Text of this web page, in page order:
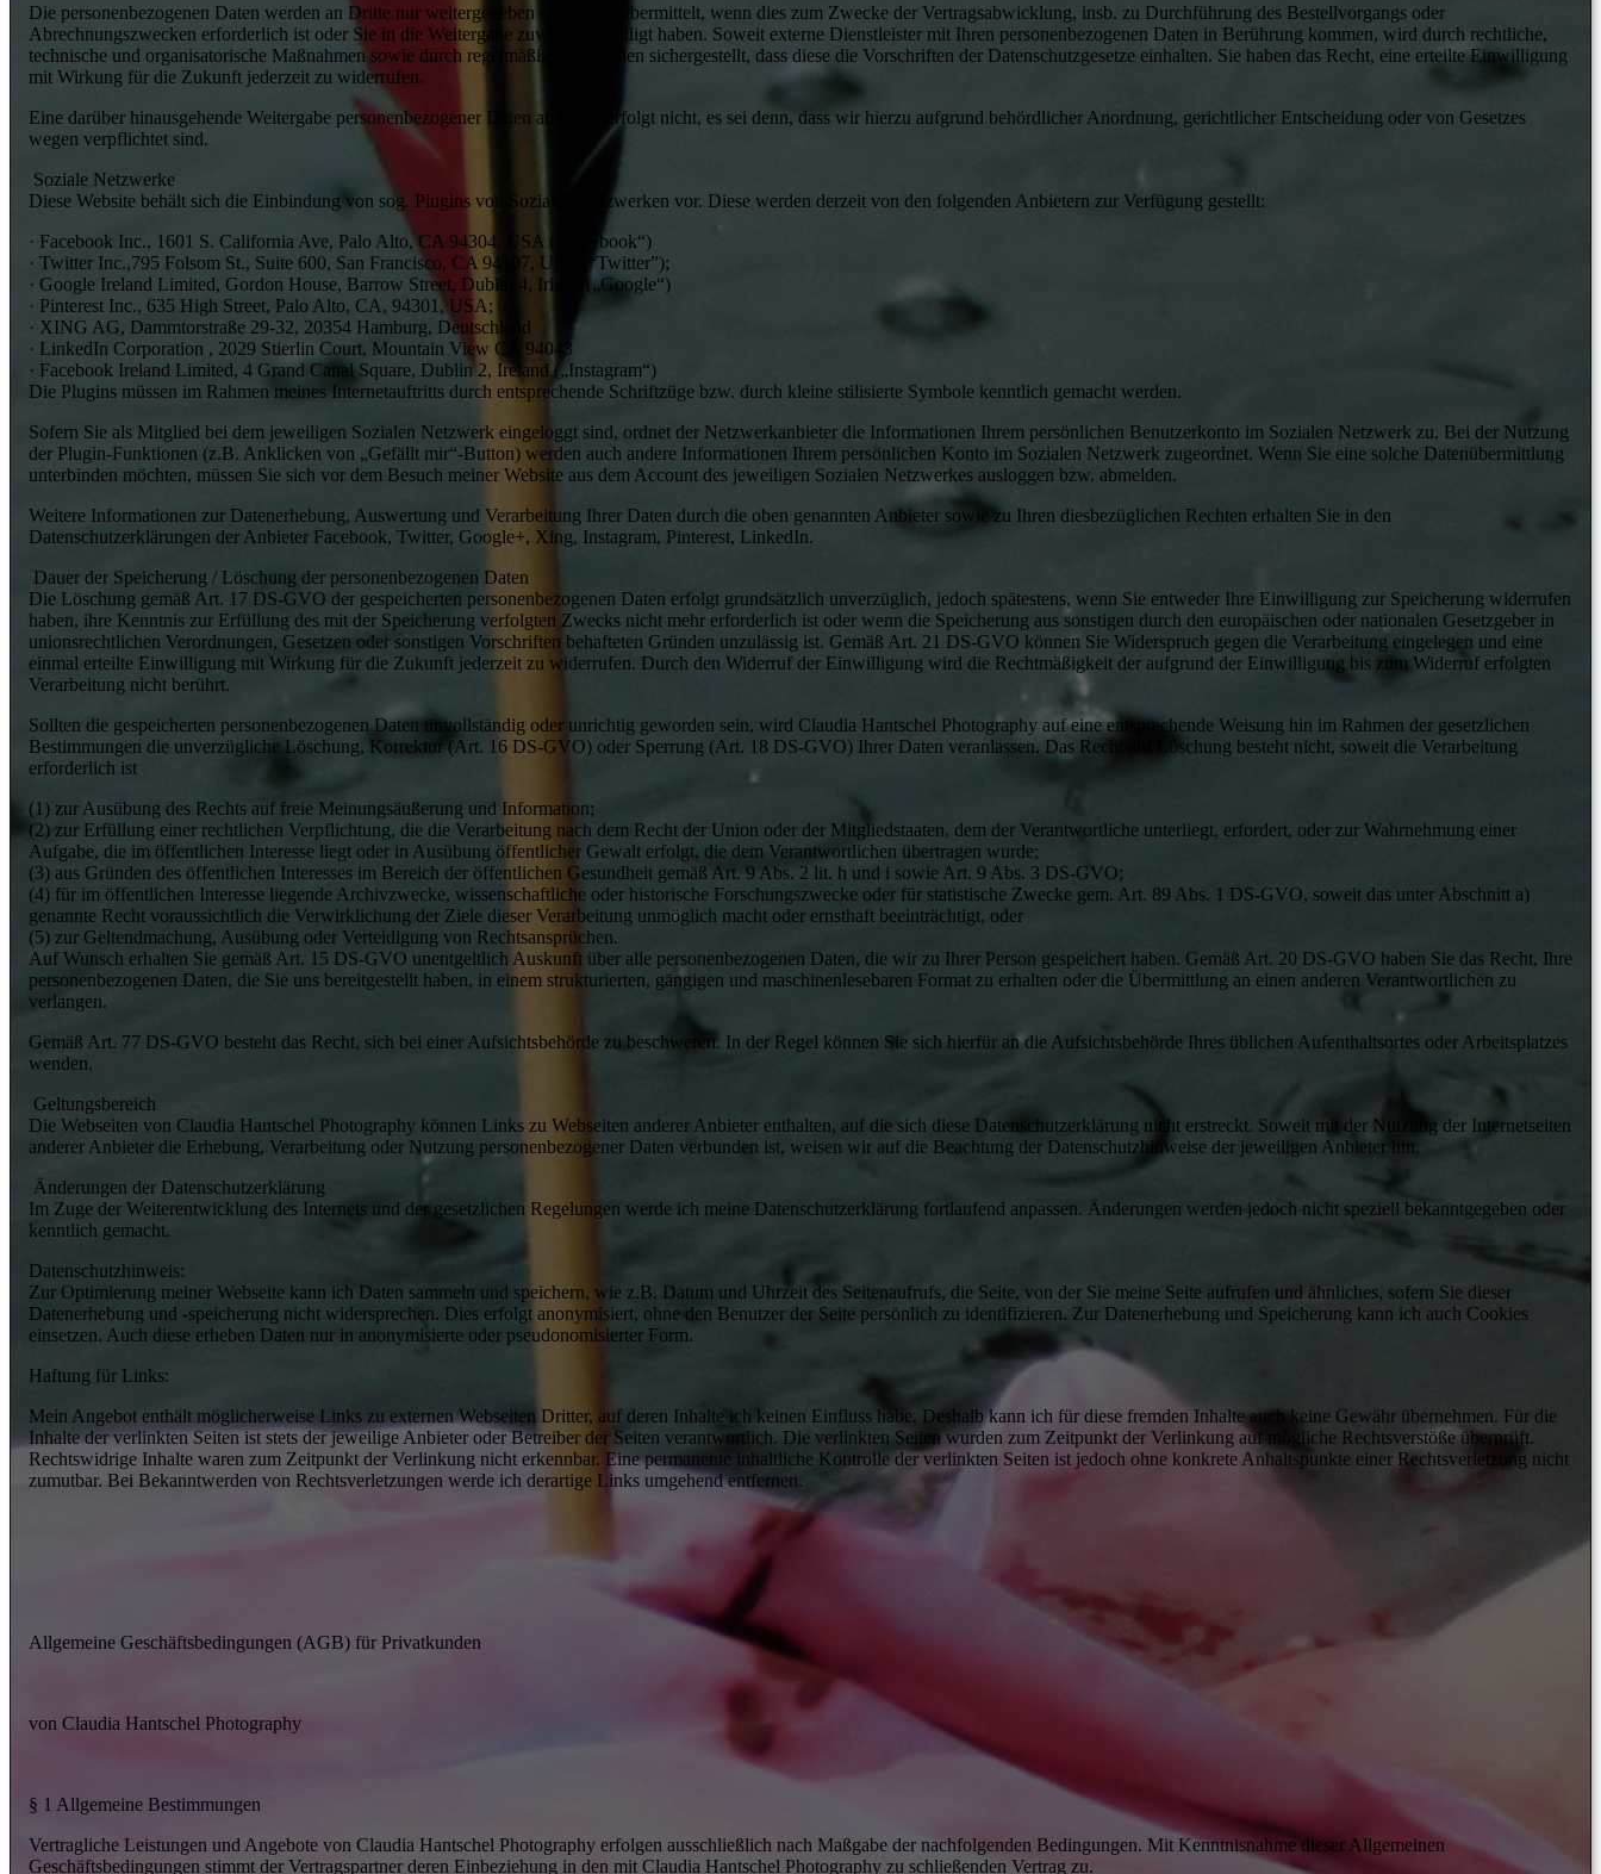
Die personenbezogenen Daten werden an Dritte nur weitergegeben oder sonst übermittelt, wenn dies zum Zwecke der Vertragsabwicklung, insb. zu Durchführung des Bestellvorgangs oder
Abrechnungszwecken erforderlich ist oder Sie in die Weitergabe zuvor eingewilligt haben. Soweit externe Dienstleister mit Ihren personenbezogenen Daten in Berührung kommen, wird durch rechtliche,
technische und organisatorische Maßnahmen sowie durch regelmäßige Kontrollen sichergestellt, dass diese die Vorschriften der Datenschutzgesetze einhalten. Sie haben das Recht, eine erteilte Einwilligung
mit Wirkung für die Zukunft jederzeit zu widerrufen.
Eine darüber hinausgehende Weitergabe personenbezogener Daten an Dritte erfolgt nicht, es sei denn, dass wir hierzu aufgrund behördlicher Anordnung, gerichtlicher Entscheidung oder von Gesetzes
wegen verpflichtet sind.
Soziale Netzwerke
Diese Website behält sich die Einbindung von sog. Plugins von Sozialen Netzwerken vor. Diese werden derzeit von den folgenden Anbietern zur Verfügung gestellt:
· Facebook Inc., 1601 S. California Ave, Palo Alto, CA 94304, USA („Facebook“)
· Twitter Inc.,795 Folsom St., Suite 600, San Francisco, CA 94107, USA (“Twitter”);
· Google Ireland Limited, Gordon House, Barrow Street, Dublin 4, Irland („Google“)
· Pinterest Inc., 635 High Street, Palo Alto, CA, 94301, USA;
· XING AG, Dammtorstraße 29-32, 20354 Hamburg, Deutschland
· LinkedIn Corporation , 2029 Stierlin Court, Mountain View CA 94043
· Facebook Ireland Limited, 4 Grand Canal Square, Dublin 2, Ireland („Instagram“)
Die Plugins müssen im Rahmen meines Internetauftritts durch entsprechende Schriftzüge bzw. durch kleine stilisierte Symbole kenntlich gemacht werden.
Sofern Sie als Mitglied bei dem jeweiligen Sozialen Netzwerk eingeloggt sind, ordnet der Netzwerkanbieter die Informationen Ihrem persönlichen Benutzerkonto im Sozialen Netzwerk zu. Bei der Nutzung
der Plugin-Funktionen (z.B. Anklicken von „Gefällt mir“-Button) werden auch andere Informationen Ihrem persönlichen Konto im Sozialen Netzwerk zugeordnet. Wenn Sie eine solche Datenübermittlung
unterbinden möchten, müssen Sie sich vor dem Besuch meiner Website aus dem Account des jeweiligen Sozialen Netzwerkes ausloggen bzw. abmelden.
Weitere Informationen zur Datenerhebung, Auswertung und Verarbeitung Ihrer Daten durch die oben genannten Anbieter sowie zu Ihren diesbezüglichen Rechten erhalten Sie in den
Datenschutzerklärungen der Anbieter Facebook, Twitter, Google+, Xing, Instagram, Pinterest, LinkedIn.
Dauer der Speicherung / Löschung der personenbezogenen Daten
Die Löschung gemäß Art. 17 DS-GVO der gespeicherten personenbezogenen Daten erfolgt grundsätzlich unverzüglich, jedoch spätestens, wenn Sie entweder Ihre Einwilligung zur Speicherung widerrufen
haben, ihre Kenntnis zur Erfüllung des mit der Speicherung verfolgten Zwecks nicht mehr erforderlich ist oder wenn die Speicherung aus sonstigen durch den europäischen oder nationalen Gesetzgeber in
unionsrechtlichen Verordnungen, Gesetzen oder sonstigen Vorschriften behafteten Gründen unzulässig ist. Gemäß Art. 21 DS-GVO können Sie Widerspruch gegen die Verarbeitung eingelegen und eine
einmal erteilte Einwilligung mit Wirkung für die Zukunft jederzeit zu widerrufen. Durch den Widerruf der Einwilligung wird die Rechtmäßigkeit der aufgrund der Einwilligung bis zum Widerruf erfolgten
Verarbeitung nicht berührt.
Sollten die gespeicherten personenbezogenen Daten unvollständig oder unrichtig geworden sein, wird Claudia Hantschel Photography auf eine entsprechende Weisung hin im Rahmen der gesetzlichen
Bestimmungen die unverzügliche Löschung, Korrektur (Art. 16 DS-GVO) oder Sperrung (Art. 18 DS-GVO) Ihrer Daten veranlassen. Das Recht auf Löschung besteht nicht, soweit die Verarbeitung
erforderlich ist
(1) zur Ausübung des Rechts auf freie Meinungsäußerung und Information;
(2) zur Erfüllung einer rechtlichen Verpflichtung, die die Verarbeitung nach dem Recht der Union oder der Mitgliedstaaten, dem der Verantwortliche unterliegt, erfordert, oder zur Wahrnehmung einer
Aufgabe, die im öffentlichen Interesse liegt oder in Ausübung öffentlicher Gewalt erfolgt, die dem Verantwortlichen übertragen wurde;
(3) aus Gründen des öffentlichen Interesses im Bereich der öffentlichen Gesundheit gemäß Art. 9 Abs. 2 lit. h und i sowie Art. 9 Abs. 3 DS-GVO;
(4) für im öffentlichen Interesse liegende Archivzwecke, wissenschaftliche oder historische Forschungszwecke oder für statistische Zwecke gem. Art. 89 Abs. 1 DS-GVO, soweit das unter Abschnitt a)
genannte Recht voraussichtlich die Verwirklichung der Ziele dieser Verarbeitung unmöglich macht oder ernsthaft beeinträchtigt, oder
(5) zur Geltendmachung, Ausübung oder Verteidigung von Rechtsansprüchen.
Auf Wunsch erhalten Sie gemäß Art. 15 DS-GVO unentgeltlich Auskunft über alle personenbezogenen Daten, die wir zu Ihrer Person gespeichert haben. Gemäß Art. 20 DS-GVO haben Sie das Recht, Ihre
personenbezogenen Daten, die Sie uns bereitgestellt haben, in einem strukturierten, gängigen und maschinenlesebaren Format zu erhalten oder die Übermittlung an einen anderen Verantwortlichen zu
verlangen.
Gemäß Art. 77 DS-GVO besteht das Recht, sich bei einer Aufsichtsbehörde zu beschweren. In der Regel können Sie sich hierfür an die Aufsichtsbehörde Ihres üblichen Aufenthaltsortes oder Arbeitsplatzes
wenden.
Geltungsbereich
Die Webseiten von Claudia Hantschel Photography können Links zu Webseiten anderer Anbieter enthalten, auf die sich diese Datenschutzerklärung nicht erstreckt. Soweit mit der Nutzung der Internetseiten
anderer Anbieter die Erhebung, Verarbeitung oder Nutzung personenbezogener Daten verbunden ist, weisen wir auf die Beachtung der Datenschutzhinweise der jeweiligen Anbieter hin.
Änderungen der Datenschutzerklärung
Im Zuge der Weiterentwicklung des Internets und der gesetzlichen Regelungen werde ich meine Datenschutzerklärung fortlaufend anpassen. Änderungen werden jedoch nicht speziell bekanntgegeben oder
kenntlich gemacht.
Datenschutzhinweis:
Zur Optimierung meiner Webseite kann ich Daten sammeln und speichern, wie z.B. Datum und Uhrzeit des Seitenaufrufs, die Seite, von der Sie meine Seite aufrufen und ähnliches, sofern Sie dieser
Datenerhebung und -speicherung nicht widersprechen. Dies erfolgt anonymisiert, ohne den Benutzer der Seite persönlich zu identifizieren. Zur Datenerhebung und Speicherung kann ich auch Cookies
einsetzen. Auch diese erheben Daten nur in anonymisierte oder pseudonomisierter Form.
Haftung für Links:
Mein Angebot enthält möglicherweise Links zu externen Webseiten Dritter, auf deren Inhalte ich keinen Einfluss habe. Deshalb kann ich für diese fremden Inhalte auch keine Gewähr übernehmen. Für die
Inhalte der verlinkten Seiten ist stets der jeweilige Anbieter oder Betreiber der Seiten verantwortlich. Die verlinkten Seiten wurden zum Zeitpunkt der Verlinkung auf mögliche Rechtsverstöße überprüft.
Rechtswidrige Inhalte waren zum Zeitpunkt der Verlinkung nicht erkennbar. Eine permanente inhaltliche Kontrolle der verlinkten Seiten ist jedoch ohne konkrete Anhaltspunkte einer Rechtsverletzung nicht
zumutbar. Bei Bekanntwerden von Rechtsverletzungen werde ich derartige Links umgehend entfernen.
Allgemeine Geschäftsbedingungen (AGB) für Privatkunden
von Claudia Hantschel Photography
§ 1 Allgemeine Bestimmungen
Vertragliche Leistungen und Angebote von Claudia Hantschel Photography erfolgen ausschließlich nach Maßgabe der nachfolgenden Bedingungen. Mit Kenntnisnahme dieser Allgemeinen
Geschäftsbedingungen stimmt der Vertragspartner deren Einbeziehung in den mit Claudia Hantschel Photography zu schließenden Vertrag zu.